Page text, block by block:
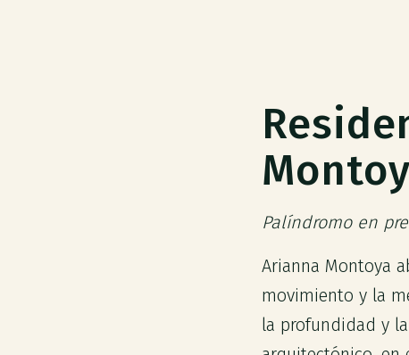
Palíndromo en
Arianna Montoya
movimiento y la
la profundidad y